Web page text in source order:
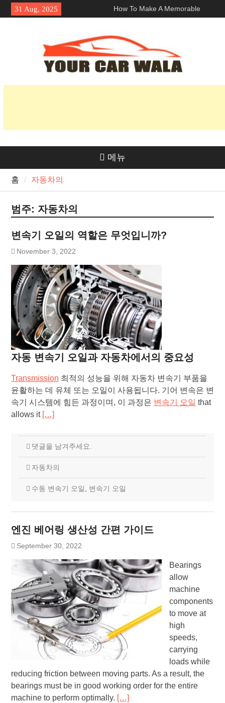
Skip
to
31 Aug, 2025
How To Make A Memorable
First Impression With A 로스앤
차량 운송 서비스에서 친환경적
인 옵션 탐색
혼다 Navi의 매력 공개: 라이더
들에게 인기 있는 이유는 무엇일
메뉴
홈 자동차의
범주: 자동차의
변속기 오일의 역할은 무엇입니까?
November 3, 2022
자동 변속기 오일과 자동차에서의 중요성
Transmission 최적의 성능을 위해 자동차 변속기 부품을
윤활하는 데 유체 또는 오일이 사용됩니다. 기어 변속은 변
속기 시스템에 힘든 과정이며, 이 과정은 변속기 오일 that
allows it […]
댓글을 남겨주세요.
자동차의
수동 변속기 오일, 변속기 오일
엔진 베어링 생산성 간편 가이드
September 30, 2022
Bearings
allow
machine
components
to move at
high
speeds,
carrying
loads while
reducing friction between moving parts. As a result, the
bearings must be in good working order for the entire
machine to perform optimally. […]